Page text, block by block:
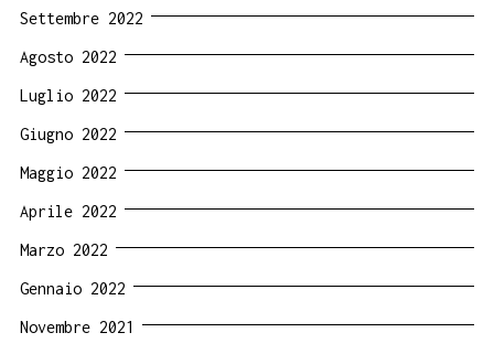
Settembre 2022
Agosto 2022
Luglio 2022
Giugno 2022
Maggio 2022
Aprile 2022
Marzo 2022
Gennaio 2022
Novembre 2021